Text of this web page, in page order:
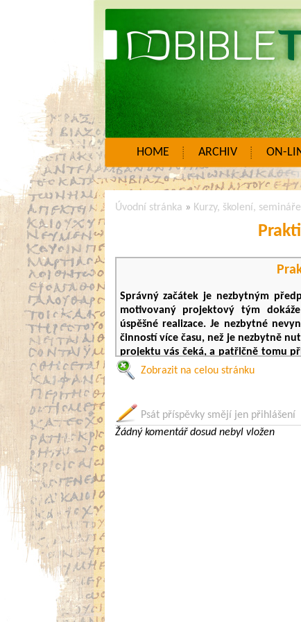
HOME ARCHIV ON-
Úvodní stránka » Kurzy, školení,
Správný začátek je nezbytným
motivovaný projektový tým
úspěšné realizace. Je nezbytné
činností více času, než je nezbytně
projektu vás čeká, a patřičně tomu
realizovat projekt tak, aby dával
požadované přínosy.
Zobrazit na celou stránku
Psát příspěvky smějí jen přihlášení
Žádný komentář dosud nebyl vložen